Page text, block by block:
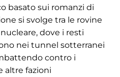
basato sui romanzi di
si svolge tra le rovine
dove i resti
nei tunnel sotterranei
contro i
altre fazioni